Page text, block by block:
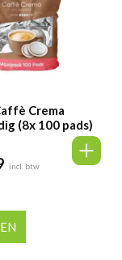
Crema
(8x 100 pads)
incl. btw